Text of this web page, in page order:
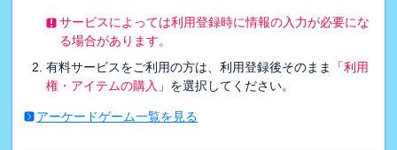
サービスによっては利用登録時に情報の入力が必要にな
る場合があります。
有料サービスをご利用の方は、利用登録後そのまま「利用
権・アイテムの購入 」を選択してください。
アーケードゲーム一覧を見る